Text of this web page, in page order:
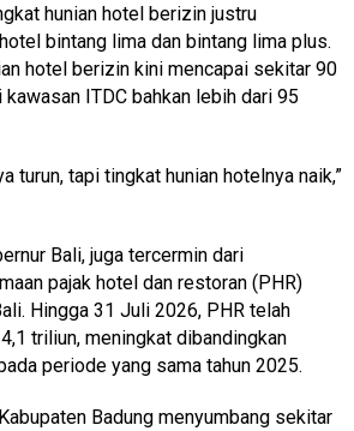
hunian hotel berizin justru
bintang lima dan bintang lima plus.
hotel berizin kini mencapai sekitar 90
ITDC bahkan lebih dari 95
turun, tapi tingkat hunian hotelnya naik,”
Bali, juga tercermin dari
pajak hotel dan restoran (PHR)
Hingga 31 Juli 2026, PHR telah
triliun, meningkat dibandingkan
periode yang sama tahun 2025.
Badung menyumbang sekitar